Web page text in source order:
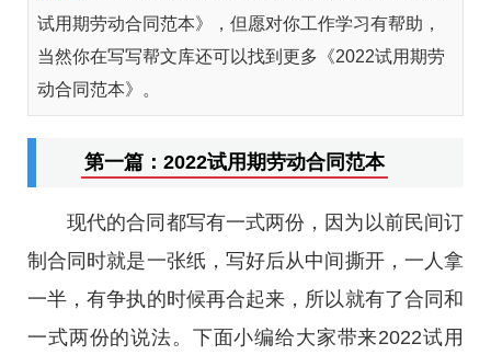
试用期劳动合同范本》，但愿对你工作学习有帮助，
当然你在写写帮文库还可以找到更多《2022试用期劳
动合同范本》。
第一篇：2022试用期劳动合同范本
现代的合同都写有一式两份，因为以前民间订
制合同时就是一张纸，写好后从中间撕开，一人拿
一半，有争执的时候再合起来，所以就有了合同和
一式两份的说法。下面小编给大家带来2022试用